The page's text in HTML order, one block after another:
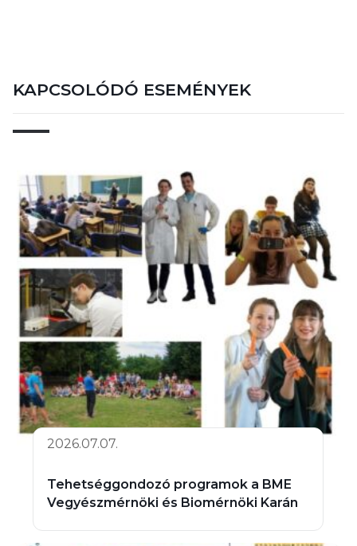
KAPCSOLÓDÓ ESEMÉNYEK
2026.07.07.
Tehetséggondozó programok a BME
Vegyészmérnöki és Biomérnöki Karán